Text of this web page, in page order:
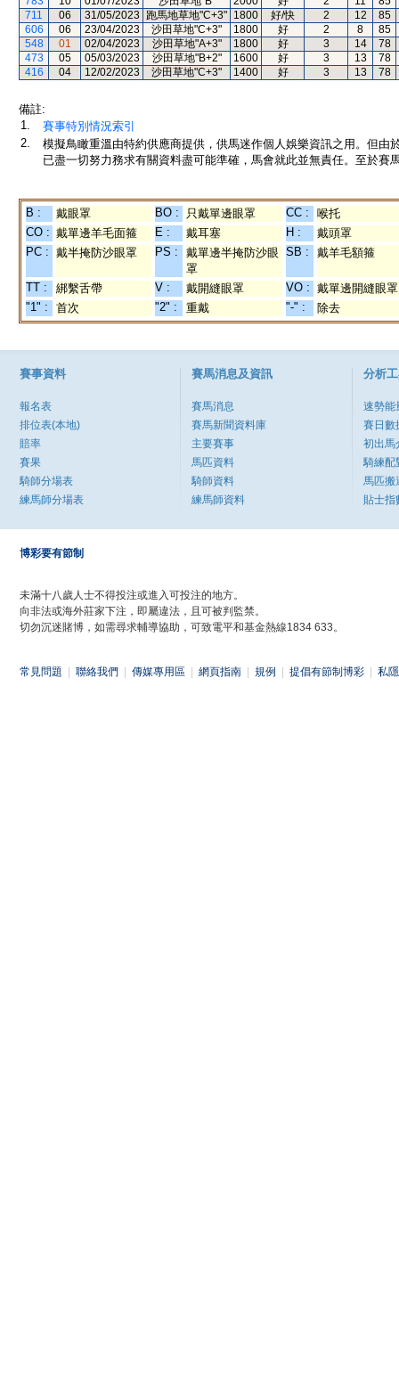
711
06 31/05/2023 跑馬地草地"C+3" 1800 好/快 2 12
85
606
06 23/04/2023 沙田草地"C+3" 1800 好 2 8
85
548
01 02/04/2023 沙田草地"A+3" 1800 好 3 14
78
473
05 05/03/2023 沙田草地"B+2" 1600 好 3 13
78
416
04 12/02/2023 沙田草地"C+3" 1400 好 3 13 78
備註:
1.
賽事特別情況索引
2.
模擬鳥瞰重溫由特約供應商提供，供馬迷作個人娛樂資訊之用。但
已盡一切努力務求有關資料盡可能準確，馬會就此並無責任。至於賽
B : 戴眼罩 BO : 只戴單邊眼罩 CC :
喉托
CO : 戴單邊羊毛面箍 E : 戴耳塞 H :
戴頭罩
PC : 戴半掩防沙眼罩 PS :
戴單邊半掩防沙眼
罩
SB : 戴羊毛額箍
TT : 綁繫舌帶 V : 戴開縫眼罩 VO : 戴單邊開縫眼罩
"1" :
首次 "2" : 重戴 "-" : 除去
賽事資料
報名表
排位表(本地)
賠率
賽果
騎師分場表
練馬師分場表
賽馬消息及資訊
賽馬消息
賽馬新聞資料庫
主要賽事
馬匹資料
騎師資料
練馬師資料
分析
速勢能
賽日數
初出馬
騎練配
馬匹搬
貼士指
博彩要有節制
未滿十八歲人士不得投注或進入可投注的地方。
向非法或海外莊家下注，即屬違法，且可被判監禁。
切勿沉迷賭博，如需尋求輔導協助，可致電平和基金熱線1834 633。
常見問題 聯絡我們 傳媒專用區 網頁指南 規例 提倡有節制博彩 私